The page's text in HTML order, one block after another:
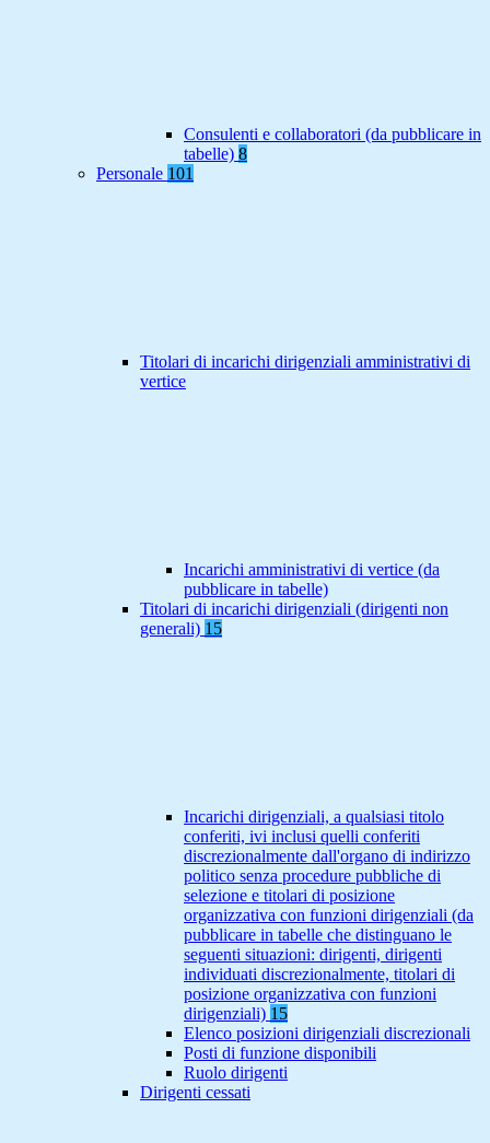
Consulenti e collaboratori (da pubblicare in
tabelle) 8
Personale 101
Titolari di incarichi dirigenziali amministrativi di
vertice
Incarichi amministrativi di vertice (da
pubblicare in tabelle)
Titolari di incarichi dirigenziali (dirigenti non
generali) 15
Incarichi dirigenziali, a qualsiasi titolo
conferiti, ivi inclusi quelli conferiti
discrezionalmente dall'organo di indirizzo
politico senza procedure pubbliche di
selezione e titolari di posizione
organizzativa con funzioni dirigenziali (da
pubblicare in tabelle che distinguano le
seguenti situazioni: dirigenti, dirigenti
individuati discrezionalmente, titolari di
posizione organizzativa con funzioni
dirigenziali) 15
Elenco posizioni dirigenziali discrezionali
Posti di funzione disponibili
Ruolo dirigenti
Dirigenti cessati